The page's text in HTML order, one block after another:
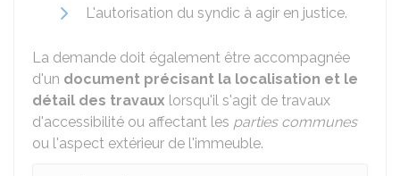
L'autorisation du syndic à agir en justice.
La demande doit également être accompagnée
d'un document précisant la localisation et le
détail des travaux lorsqu'il s'agit de travaux
d'accessibilité ou affectant les parties communes
ou l'aspect extérieur de l'immeuble.